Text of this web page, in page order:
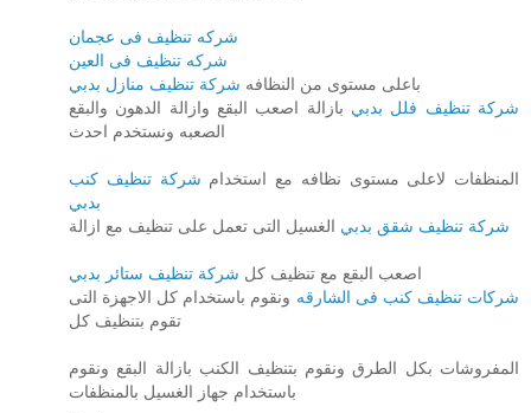
شركه تنظيف فى عجمان
شركه تنظيف فى العين
باعلى مستوى من النظافه شركة تنظيف منازل بدبي
شركة تنظيف فلل بدبي بازالة اصعب البقع وازالة الدهون والبقع
الصعبه ونستخدم احدث
المنظفات لاعلى مستوى نظافه مع استخدام شركة تنظيف كنب
بدبي
شركة تنظيف شقق بدبي الغسيل التى تعمل على تنظيف مع ازالة
اصعب البقع مع تنظيف كل شركة تنظيف ستائر بدبي
شركات تنظيف كنب فى الشارقه ونقوم باستخدام كل الاجهزة التى
تقوم بتنظيف كل
المفروشات بكل الطرق ونقوم بتنظيف الكنب بازالة البقع ونقوم
باستخدام جهاز الغسيل بالمنظفات